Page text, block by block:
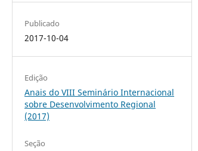
Publicado
2017-10-04
Edição
Anais do VIII Seminário Internacional
sobre Desenvolvimento Regional
(2017)
Seção